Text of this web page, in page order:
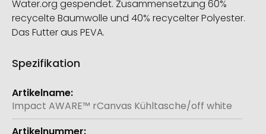
Water.org gespendet. Zusammensetzung 60%
recycelte Baumwolle und 40% recycelter Polyester.
Das Futter aus PEVA.
Spezifikation
Weitere
Informationen
Impact AWARE™ rCanvas Kühltasche/off white